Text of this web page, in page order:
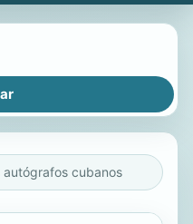
autógrafos cubanos